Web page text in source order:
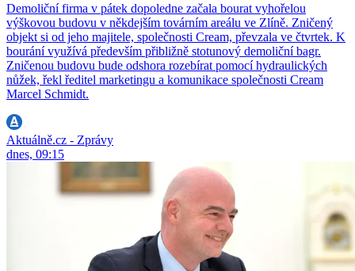
Demoliční firma v pátek dopoledne začala bourat vyhořelou
výškovou budovu v někdejším továrním areálu ve Zlíně. Zničený
objekt si od jeho majitele, společnosti Cream, převzala ve čtvrtek. K
bourání využívá především přibližně stotunový demoliční bagr.
Zničenou budovu bude odshora rozebírat pomocí hydraulických
nůžek, řekl ředitel marketingu a komunikace společnosti Cream
Marcel Schmidt.
Aktuálně.cz - Zprávy
dnes, 09:15